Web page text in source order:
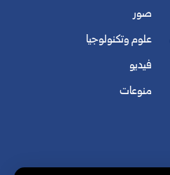
صور
علوم وتكنولوجيا
فيديو
منوعات